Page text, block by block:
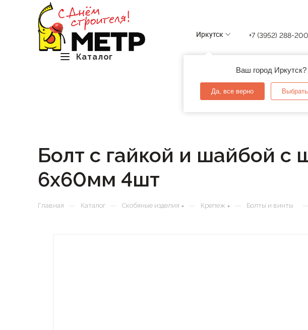
Каталог
Иркутск
Ваш город Иркутск?
Да, все верно
+7 (3952) 288-200
Болт с гайкой и шайбой с
6х60мм 4шт
Главная — Каталог — Скобяные изделия — Крепеж — Болты и винты —